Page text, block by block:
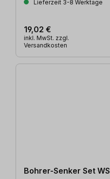
Lieferzeit 3-8 Werktage
19,02 €
inkl. MwSt. zzgl.
Versandkosten
Bohrer-Senker Set WS